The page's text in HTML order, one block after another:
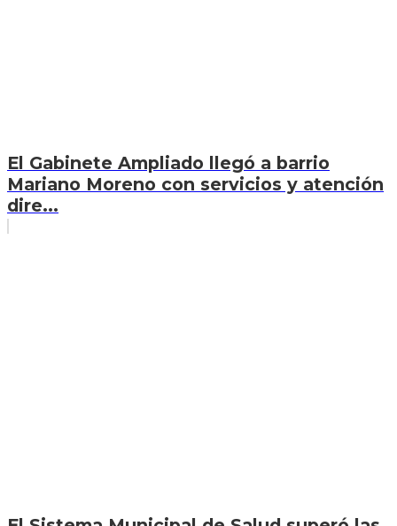
El Gabinete Ampliado llegó a barrio
Mariano Moreno con servicios y atención
dire...